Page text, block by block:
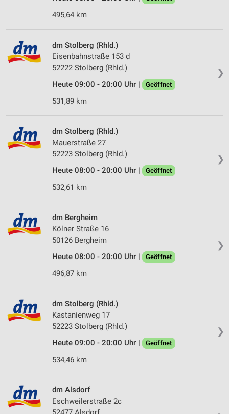
495,64 km
❯
dm Stolberg (Rhld.)
Eisenbahnstraße 153 d
52222 Stolberg (Rhld.)
Heute 09:00 - 20:00 Uhr |
Geöffnet
531,89 km
❯
dm Stolberg (Rhld.)
Mauerstraße 27
52223 Stolberg (Rhld.)
Heute 08:00 - 20:00 Uhr |
Geöffnet
532,61 km
❯
dm Bergheim
Kölner Straße 16
50126 Bergheim
Heute 08:00 - 20:00 Uhr |
Geöffnet
496,87 km
❯
dm Stolberg (Rhld.)
Kastanienweg 17
52223 Stolberg (Rhld.)
Heute 09:00 - 20:00 Uhr |
Geöffnet
534,46 km
dm Alsdorf
Eschweilerstraße 2c
Verwendung von Profilen zur Auswahl
personalisierter Werbung
Erstellung von Profilen zur Personalisierung
Messung der Werbeleistung
Analyse von Zielgruppen durch Statistiken oder
Kombinationen von Daten aus verschiedenen
Entwicklung und Verbesserung der Angebote
Verwendung reduzierter Daten zur Auswahl von
IAB-Besonderheiten:
Geräte anhand von aktiv angeforderten
Informationen identifizieren
Funktional